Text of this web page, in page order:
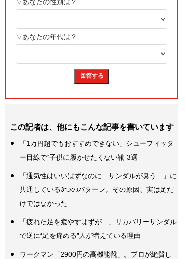
この記者は、他にもこんな記事を書いています
「1万円超でもおすすめできない」シューフィッタ
ー目線で“子供に履かせたくない靴”3選
「通気性はいいはずなのに、サンダルが臭う…」に
共通している3つのパターン。その原因、実は足だ
けではなかった
「疲れた足を癒やすはずが…」リカバリーサンダル
で逆に“足を痛める”人が増えている理由
ワークマン「2900円の高機能靴」。プロが絶賛し